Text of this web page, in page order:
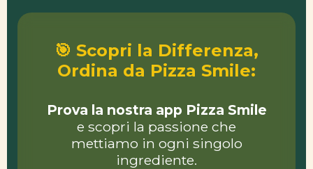
🎯 Scopri la Differenza,
Ordina da Pizza Smile:
Prova la nostra app Pizza Smile
e scopri la passione che
mettiamo in ogni singolo
ingrediente.